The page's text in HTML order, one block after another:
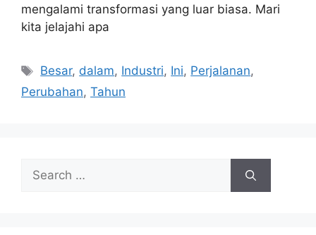
mengalami transformasi yang luar biasa. Mari
kita jelajahi apa
Tags
Besar, dalam, Industri, Ini, Perjalanan,
Perubahan, Tahun
Search
for: